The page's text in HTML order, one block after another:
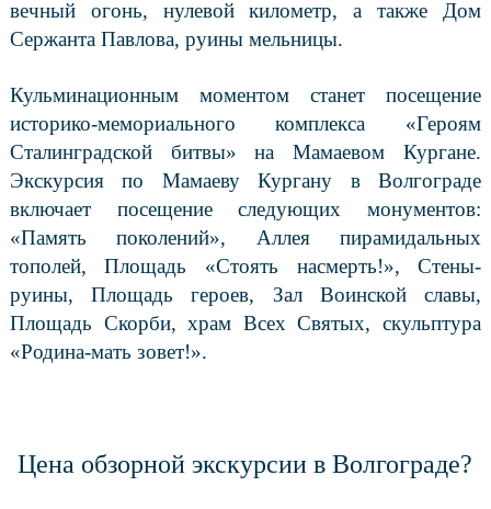
вечный огонь, нулевой километр, а также Дом
Сержанта Павлова, руины мельницы.
Кульминационным моментом станет посещение
историко-мемориального комплекса «Героям
Сталинградской битвы» на Мамаевом Кургане.
Экскурсия по Мамаеву Кургану в Волгограде
включает посещение следующих монументов:
«Память поколений», Аллея пирамидальных
тополей, Площадь «Стоять насмерть!», Стены-
руины, Площадь героев, Зал Воинской славы,
Площадь Скорби, храм Всех Святых, скульптура
«Родина-мать зовет!».
Цена обзорной экскурсии в Волгограде?